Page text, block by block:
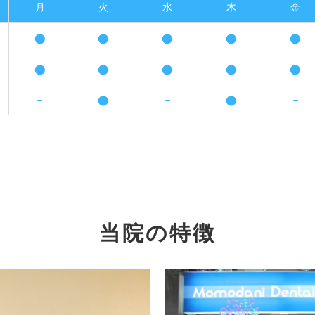
月 火 水 木 金
⬤ ⬤ ⬤ ⬤ ⬤
⬤ ⬤ ⬤ ⬤ ⬤
– ⬤ – ⬤ –
当院の特徴